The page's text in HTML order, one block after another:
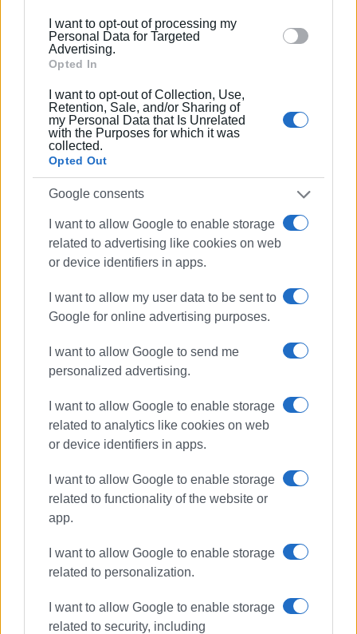
section.
I want to opt-out of processing my
Personal Data for Targeted
Advertising.
Opted In
I want to opt-out of Collection, Use,
Retention, Sale, and/or Sharing of
my Personal Data that Is Unrelated
with the Purposes for which it was
collected.
Opted Out
Google consents
I want to allow Google to enable storage
related to advertising like cookies on web
or device identifiers in apps.
I want to allow my user data to be sent to
Google for online advertising purposes.
I want to allow Google to send me
personalized advertising.
I want to allow Google to enable storage
related to analytics like cookies on web
or device identifiers in apps.
I want to allow Google to enable storage
related to functionality of the website or
app.
I want to allow Google to enable storage
related to personalization.
I want to allow Google to enable storage
related to security, including
Ακολουθήστε το enimerosi στοFacebook
Συνδρομητές στο e-paper
ΑΡΧΑΙΡΕΣΙΕΣ